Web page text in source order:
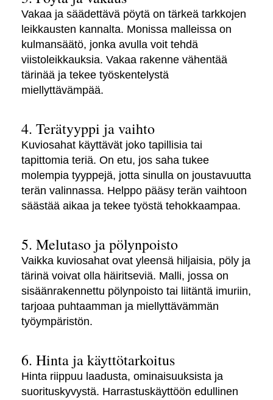
Vakaa ja säädettävä pöytä on tärkeä tarkkojen
leikkausten kannalta. Monissa malleissa on
kulmansäätö, jonka avulla voit tehdä
viistoleikkauksia. Vakaa rakenne vähentää
tärinää ja tekee työskentelystä
miellyttävämpää.
4. Terätyyppi ja vaihto
Kuviosahat käyttävät joko tapillisia tai
tapittomia teriä. On etu, jos saha tukee
molempia tyyppejä, jotta sinulla on joustavuutta
terän valinnassa. Helppo pääsy terän vaihtoon
säästää aikaa ja tekee työstä tehokkaampaa.
5. Melutaso ja pölynpoisto
Vaikka kuviosahat ovat yleensä hiljaisia, pöly ja
tärinä voivat olla häiritseviä. Malli, jossa on
sisäänrakennettu pölynpoisto tai liitäntä imuriin,
tarjoaa puhtaamman ja miellyttävämmän
työympäristön.
6. Hinta ja käyttötarkoitus
Hinta riippuu laadusta, ominaisuuksista ja
suorituskyvystä. Harrastuskäyttöön edullinen